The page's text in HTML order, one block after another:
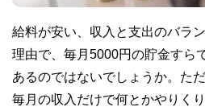
給料が安い、収入と支出のバラ
理由で、毎月5000円の貯金すら
あるのではないでしょうか。た
毎月の収入だけで何とかやりく